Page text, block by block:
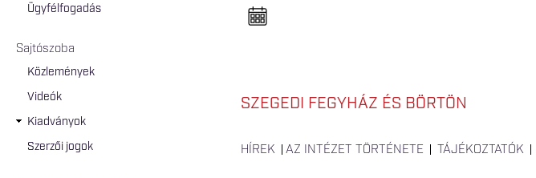
Ügyfélfogadás
Sajtószoba
Közlemények
Videók
Kiadványok
Szerzői jogok
e
l
s
a
SZEGEDI FEGYHÁZ ÉS BÖRTÖN
HÍREK AZ INTÉZET TÖRTÉNETE TÁJÉKOZTATÓK